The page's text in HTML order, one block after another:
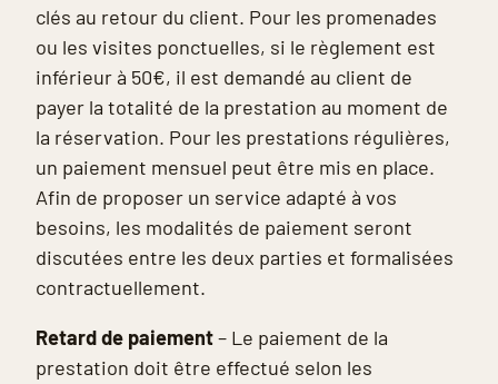
clés au retour du client. Pour les promenades
ou les visites ponctuelles, si le règlement est
inférieur à 50€, il est demandé au client de
payer la totalité de la prestation au moment de
la réservation. Pour les prestations régulières,
un paiement mensuel peut être mis en place.
Afin de proposer un service adapté à vos
besoins, les modalités de paiement seront
discutées entre les deux parties et formalisées
contractuellement.
Retard de paiement– Le paiement de la
prestation doit être effectué selon les